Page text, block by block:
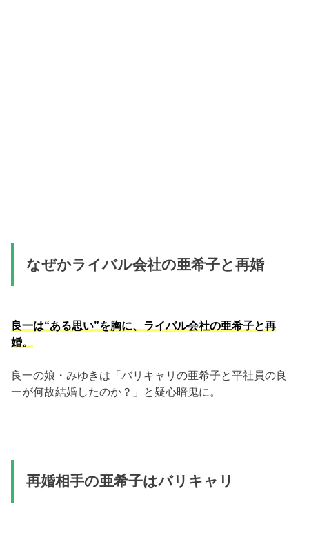
なぜかライバル会社の亜希子と再婚
良一は“ある思い”を胸に、ライバル会社の亜希子と再
婚。
良一の娘・みゆきは「バリキャリの亜希子と平社員の良
一が何故結婚したのか？」と疑心暗鬼に。
再婚相手の亜希子はバリキャリ